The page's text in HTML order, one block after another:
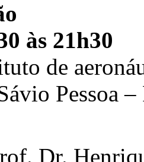
às 21h30
de
Pessoa
Dr.